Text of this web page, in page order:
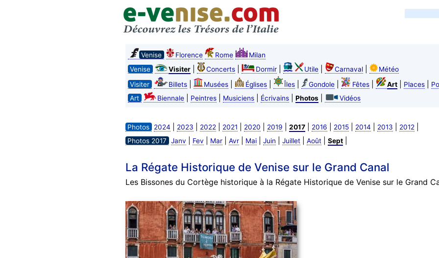
Venise Florence Rome
Milan
Venise
Visiter| Concerts| Dormir| Utile| Carnaval|
Météo
Visiter
Billets| Musées| Églises| Îles| Gondole| Fêtes| Art| Places|
Art
Biennale| Peintres| Musiciens| Écrivains| Photos| Vidéos
Photos 2024 2023 2022 2021 2020 2019 2017| 2016 2015| 2014 2013 2012
Photos 2017 Janv Fev Mar| Avr| Mai| Juin Juillet| Août| Sept|
La Régate Historique de Venise sur le Grand Canal
Les Bissones du Cortège historique à la Régate Historique de Venise sur le Grand